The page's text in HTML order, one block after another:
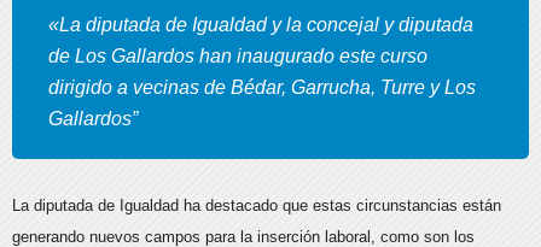
«La diputada de Igualdad y la concejal y diputada
de Los Gallardos han inaugurado este curso
dirigido a vecinas de Bédar, Garrucha, Turre y Los
Gallardos”
La diputada de Igualdad ha destacado que estas circunstancias están
generando nuevos campos para la inserción laboral, como son los